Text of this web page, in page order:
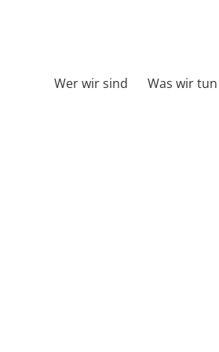
Wer wir sind Was wir tun